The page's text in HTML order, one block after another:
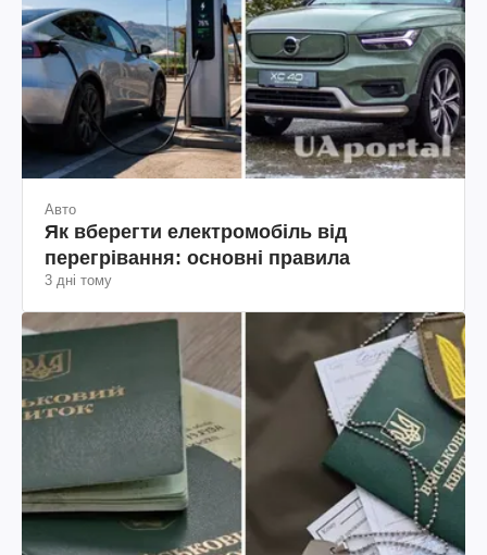
Авто
Як вберегти електромобіль від
перегрівання: основні правила
3 дні тому